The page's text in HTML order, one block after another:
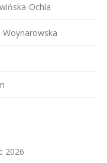
Ochla
Woynarowska
2026